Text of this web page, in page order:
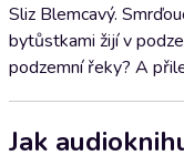
Sliz Blemcavý.
bytůstkami žijí v
podzemní řeky? A
Jak